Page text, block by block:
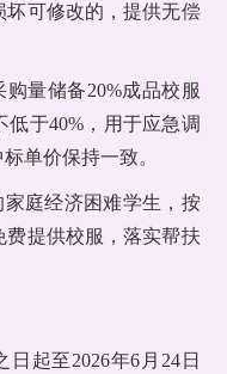
坏可修改的，提供无偿
量储备20%成品校服
低于40%，用于应急调
单价保持一致。
庭经济困难学生，按
提供校服，落实帮扶
起至2026年6月24日